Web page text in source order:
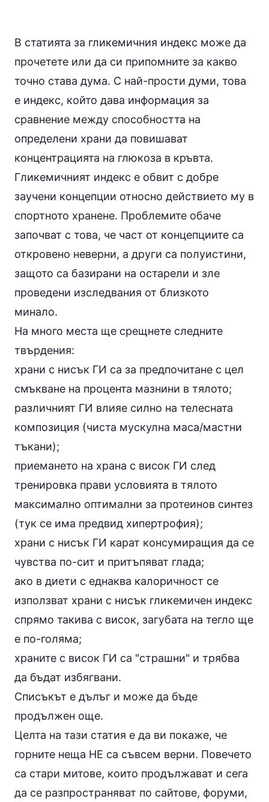
В статията за гликемичния индекс може да
прочетете или да си припомните за какво
точно става дума. С най-прости думи, това
е индекс, който дава информация за
сравнение между способността на
определени храни да повишават
концентрацията на глюкоза в кръвта.
Гликемичният индекс е обвит с добре
заучени концепции относно действието му в
спортното хранене. Проблемите обаче
започват с това, че част от концепциите са
откровено неверни, а други са полуистини,
защото са базирани на остарели и зле
проведени изследвания от близкото
минало.
На много места ще срещнете следните
твърдения:
храни с нисък ГИ са за предпочитане с цел
смъкване на процента мазнини в тялото;
различният ГИ влияе силно на телесната
композиция (чиста мускулна маса/мастни
тъкани);
приемането на храна с висок ГИ след
тренировка прави условията в тялото
максимално оптимални за протеинов синтез
(тук се има предвид хипертрофия);
храни с нисък ГИ карат консумиращия да се
чувства по-сит и притъпяват глада;
ако в диети с еднаква калоричност се
използват храни с нисък гликемичен индекс
спрямо такива с висок, загубата на тегло ще
е по-голяма;
храните с висок ГИ са "страшни" и трябва
да бъдат избягвани.
Списъкът е дълъг и може да бъде
продължен още.
Целта на тази статия е да ви покаже, че
горните неща НЕ са съвсем верни. Повечето
са стари митове, които продължават и сега
да се разпространяват по сайтове, форуми,